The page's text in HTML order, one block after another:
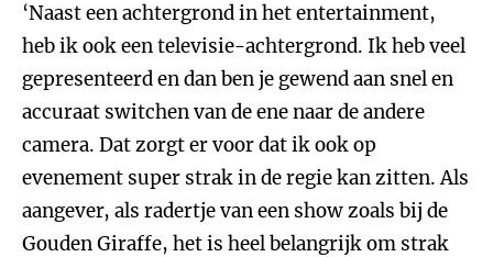
‘Naast een achtergrond in het entertainment,
heb ik ook een televisie-achtergrond. Ik heb veel
gepresenteerd en dan ben je gewend aan snel en
accuraat switchen van de ene naar de andere
camera. Dat zorgt er voor dat ik ook op
evenement super strak in de regie kan zitten. Als
aangever, als radertje van een show zoals bij de
Gouden Giraffe, het is heel belangrijk om strak